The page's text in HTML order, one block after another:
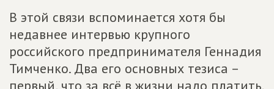
В этой связи вспоминается хотя бы
недавнее интервью крупного
российского предпринимателя Геннадия
Тимченко. Два его основных тезиса –
первый, что за всё в жизни надо платить,